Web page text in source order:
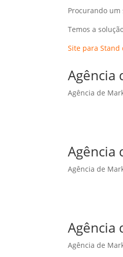
Procurando um
Temos a
Site para Stand
Agência
Agência de
Agência
Agência de
Agência
Agência de